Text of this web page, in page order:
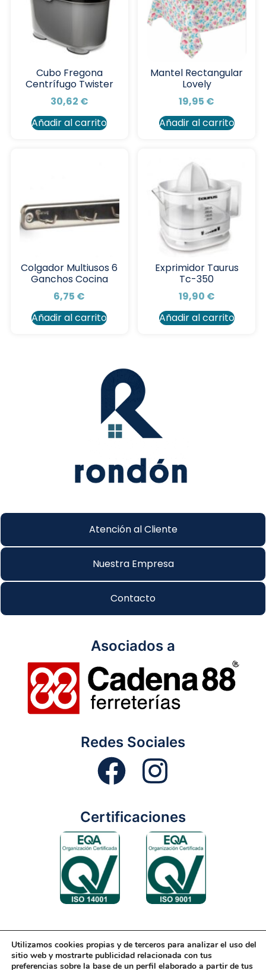
Cubo Fregona
Centrífugo Twister
30,62 €
Añadir al carrito
Mantel Rectangular
Lovely
19,95 €
Añadir al carrito
Colgador Multiusos 6
Ganchos Cocina
6,75 €
Añadir al carrito
Exprimidor Taurus
Tc-350
19,90 €
Añadir al carrito
Atención al Cliente
Nuestra Empresa
Contacto
Asociados a
Redes Sociales
Certificaciones
Aviso Legal Condiciones Generales
Diseño Web
Utilizamos cookies propias y de terceros para analizar el uso del
sitio web y mostrarte publicidad relacionada con tus
preferencias sobre la base de un perfil elaborado a partir de tus